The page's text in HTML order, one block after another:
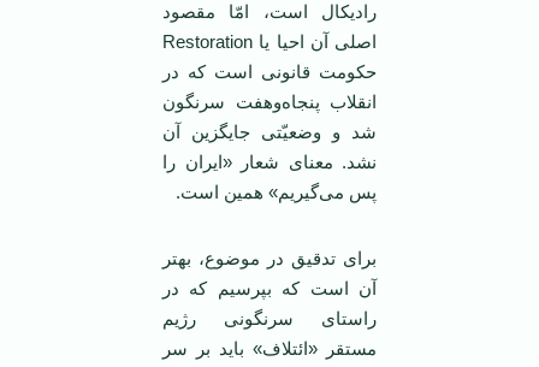
رادیکال است، امّا مقصود
اصلی آن احیا یا Restoration
حکومت قانونی است که در
انقلاب پنجاه‌وهفت سرنگون
شد و وضعیّتی جایگزین آن
نشد. معنای شعار «ایران را
پس می‌گیریم» همین است.
برای تدقیق در موضوع، بهتر
آن است که بپرسیم که در
راستای سرنگونی رژیم
مستقر «ائتلاف» باید بر سر